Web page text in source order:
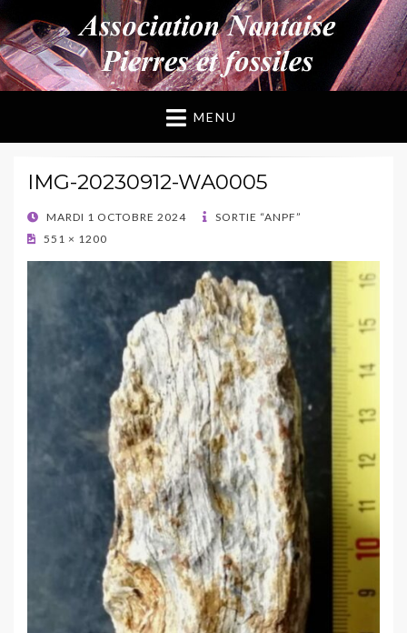
ANPF
Association Nantaise Pierres et Fossiles
MENU
IMG-20230912-WA0005
POSTED
ON
MARDI 1 OCTOBRE 2024
SORTIE “ANPF”
551 × 1200